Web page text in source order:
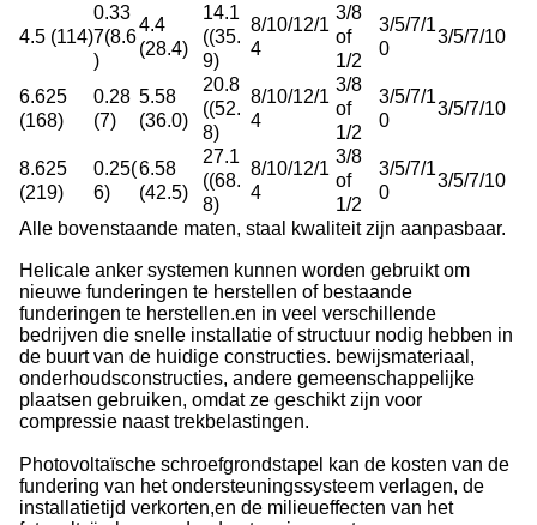
4.5 (114)
0.33
7(8.6
)
4.4
(28.4)
14.1
((35.
9)
8/10/12/1
4
3/8
of
1/2
3/5/7/1
0
3/5/7/10
6.625
(168)
0.28
(7)
5.58
(36.0)
20.8
((52.
8)
8/10/12/1
4
3/8
of
1/2
3/5/7/1
0
3/5/7/10
8.625
(219)
0.25(
6)
6.58
(42.5)
27.1
((68.
8)
8/10/12/1
4
3/8
of
1/2
3/5/7/1
0
3/5/7/10
Alle bovenstaande maten, staal kwaliteit zijn aanpasbaar.
Helicale anker systemen kunnen worden gebruikt om
nieuwe funderingen te herstellen of bestaande
funderingen te herstellen.en in veel verschillende
bedrijven die snelle installatie of structuur nodig hebben in
de buurt van de huidige constructies. bewijsmateriaal,
onderhoudsconstructies, andere gemeenschappelijke
plaatsen gebruiken, omdat ze geschikt zijn voor
compressie naast trekbelastingen.
Photovoltaïsche schroefgrondstapel kan de kosten van de
fundering van het ondersteuningssysteem verlagen, de
installatietijd verkorten,en de milieueffecten van het